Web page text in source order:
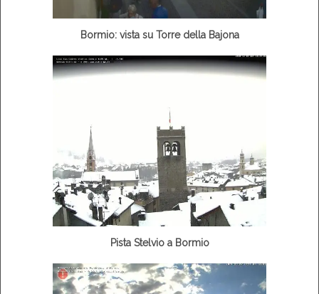
Bormio: vista su Torre della Bajona
Pista Stelvio a Bormio